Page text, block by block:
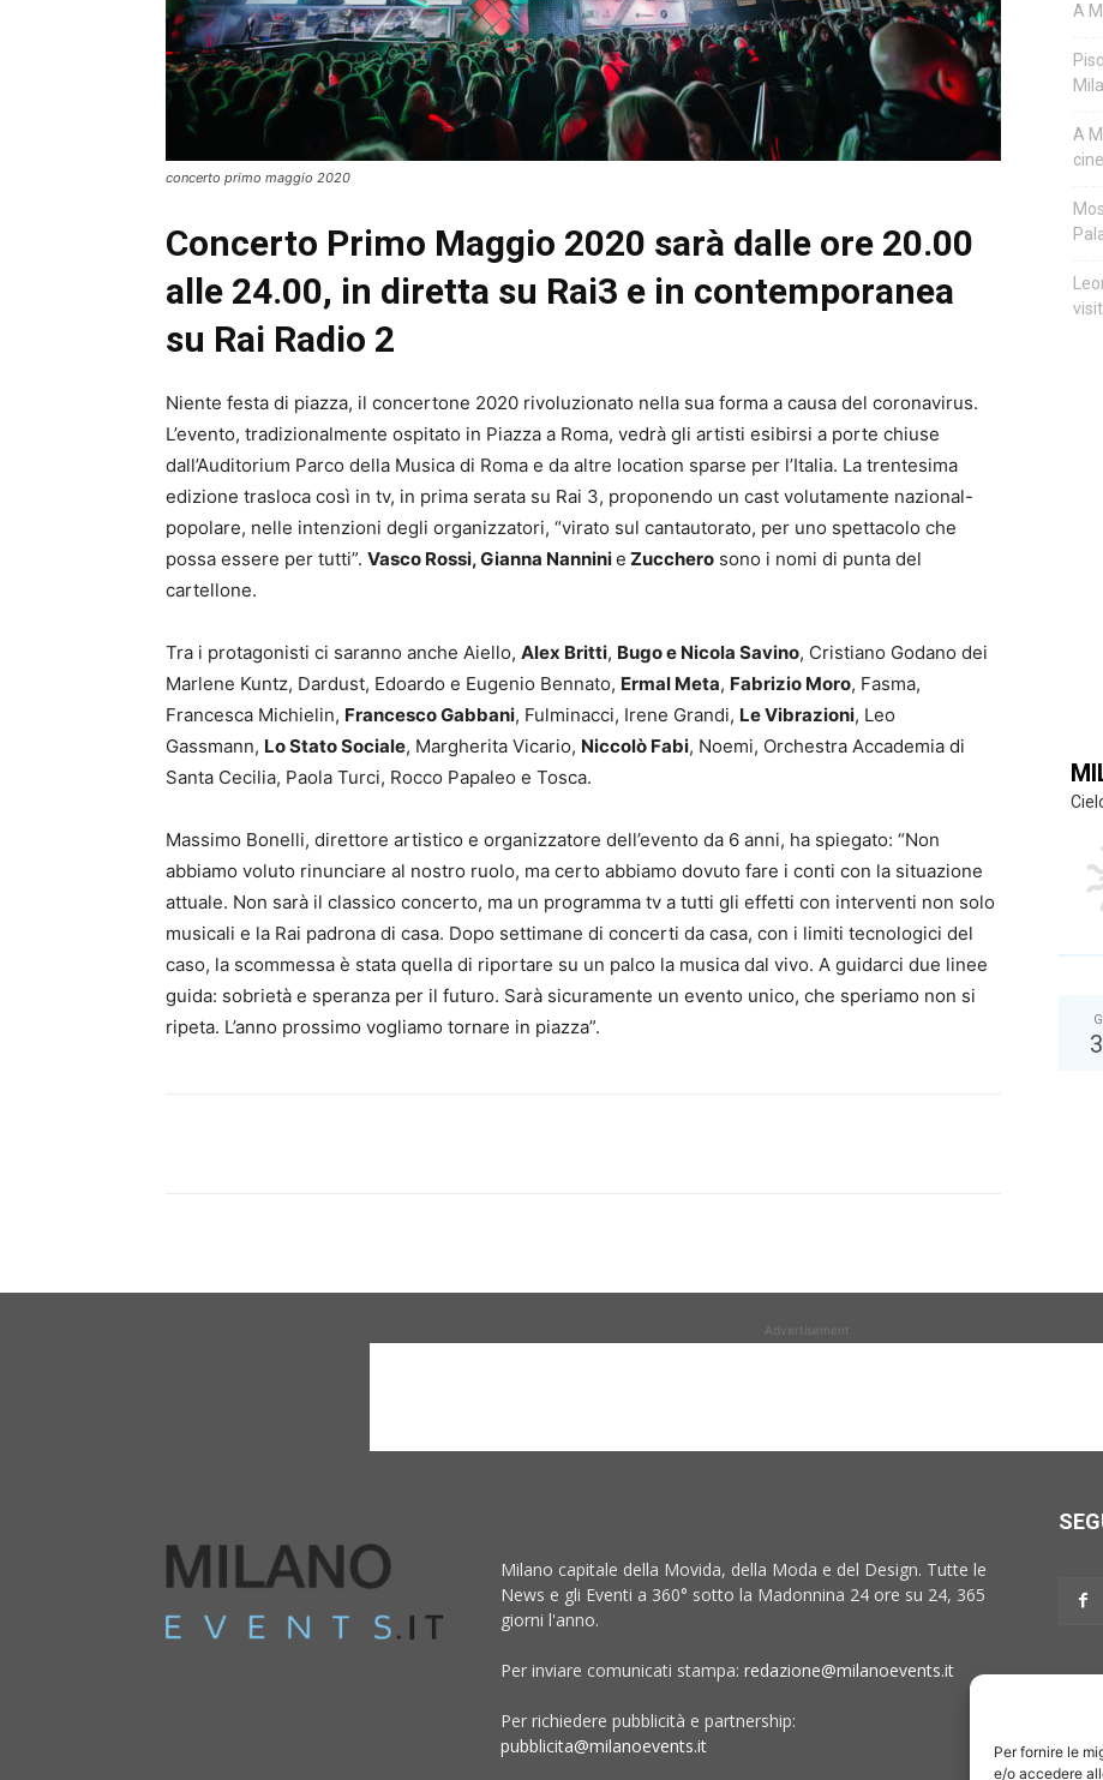
Per fornire le
e/o accedere
concerto primo maggio 2020
Concerto Primo Maggio 2020 sarà dalle ore 20.00
alle 24.00, in diretta su Rai3 e in contemporanea
su Rai Radio 2
Niente festa di piazza, il concertone 2020 rivoluzionato nella sua forma a causa del coronavirus.
L’evento, tradizionalmente ospitato in Piazza a Roma, vedrà gli artisti esibirsi a porte chiuse
dall’Auditorium Parco della Musica di Roma e da altre location sparse per l’Italia. La trentesima
edizione trasloca così in tv, in prima serata su Rai 3, proponendo un cast volutamente nazional-
popolare, nelle intenzioni degli organizzatori, “virato sul cantautorato, per uno spettacolo che
possa essere per tutti”. Vasco Rossi, Gianna Nanninie Zucchero sono i nomi di punta del
cartellone.
Tra i protagonisti ci saranno anche Aiello, Alex Britti, Bugo e Nicola Savino, Cristiano Godano dei
Marlene Kuntz, Dardust, Edoardo e Eugenio Bennato, Ermal Meta, Fabrizio Moro, Fasma,
Francesca Michielin, Francesco Gabbani, Fulminacci, Irene Grandi, Le Vibrazioni, Leo
Gassmann, Lo Stato Sociale, Margherita Vicario, Niccolò Fabi, Noemi, Orchestra Accademia di
Santa Cecilia, Paola Turci, Rocco Papaleo e Tosca.
Massimo Bonelli, direttore artistico e organizzatore dell’evento da 6 anni, ha spiegato: “Non
abbiamo voluto rinunciare al nostro ruolo, ma certo abbiamo dovuto fare i conti con la situazione
attuale. Non sarà il classico concerto, ma un programma tv a tutti gli effetti con interventi non solo
musicali e la Rai padrona di casa. Dopo settimane di concerti da casa, con i limiti tecnologici del
caso, la scommessa è stata quella di riportare su un palco la musica dal vivo. A guidarci due linee
guida: sobrietà e speranza per il futuro. Sarà sicuramente un evento unico, che speriamo non si
ripeta. L’anno prossimo vogliamo tornare in piazza”.
A
A
Advertisement
Milano capitale della Movida, della Moda e del Design. Tutte le
News e gli Eventi a 360° sotto la Madonnina 24 ore su 24, 365
giorni l'anno.
Per inviare comunicati stampa: redazione@milanoevents.it
Per richiedere pubblicità e partnership:
pubblicita@milanoevents.it